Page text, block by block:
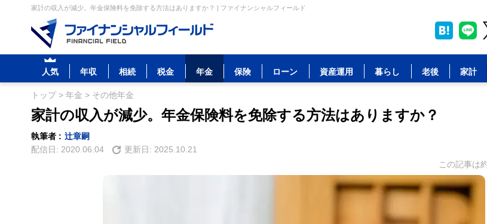
家計の収入が減少。年金保険料を免除する方法はありますか？ | ファイナンシャルフィールド
人気 年収 相続 税金 年金 保険 ローン 資産運用 暮らし 老後 家計
トップ> 年金 > その他年金
家計の収入が減少。年金保険料を免除する方法はありますか？
執筆者 : 辻章嗣
配信日: 2020.06.04 更新日: 2025.10.21
この記事は